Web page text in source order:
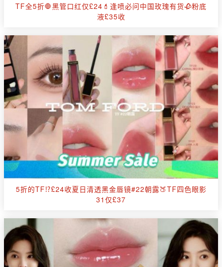
TF全5折🛑黑管口红仅£24💄逢喷必问中国玫瑰有货🥀粉底
液£35收
5折的TF⁉️£24收夏日清透黑金唇镜#22朝露🍑TF四色眼影
31仅£37